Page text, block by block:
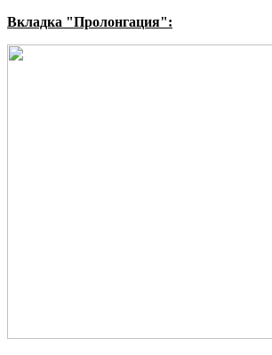
Вкладка "Пролонгация":